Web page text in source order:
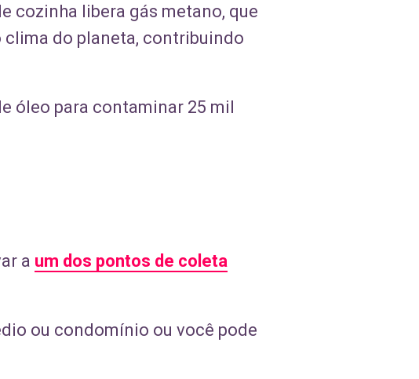
cozinha libera gás metano, que
do planeta, contribuindo
óleo para contaminar 25 mil
a um dos pontos de coleta
ou condomínio ou você pode